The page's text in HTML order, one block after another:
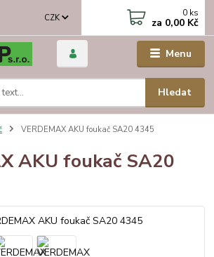
Menu
CZK
Hledat
0 ks
za 0,00 Kč
VERDEMAX AKU foukač SA20 4345
AKU foukač SA20